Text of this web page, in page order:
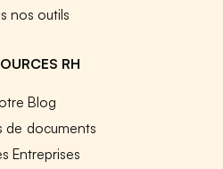
nos outils
RH
Blog
de documents
Entreprises